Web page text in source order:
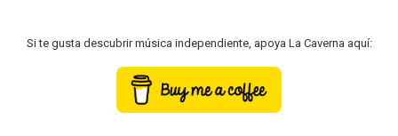
Si te gusta descubrir música independiente, apoya La Caverna aquí: